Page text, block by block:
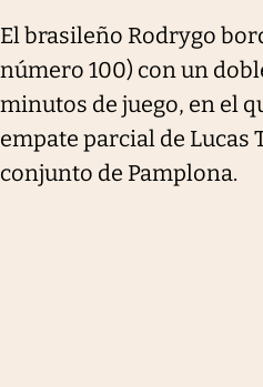
El brasileño Rodrygo
número 100) con un
minutos de juego, en el
empate parcial de Lucas
conjunto de Pamplona.